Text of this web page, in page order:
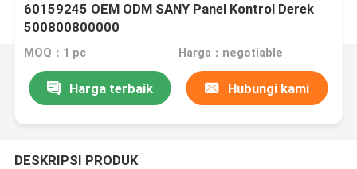
60159245 OEM ODM SANY Panel Kontrol Derek
500800800000
MOQ：1 pc Harga：negotiable
Harga terbaik Hubungi kami
DESKRIPSI PRODUK